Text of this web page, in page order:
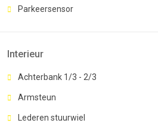
Parkeersensor
Interieur
Achterbank 1/3 - 2/3
Armsteun
Lederen stuurwiel